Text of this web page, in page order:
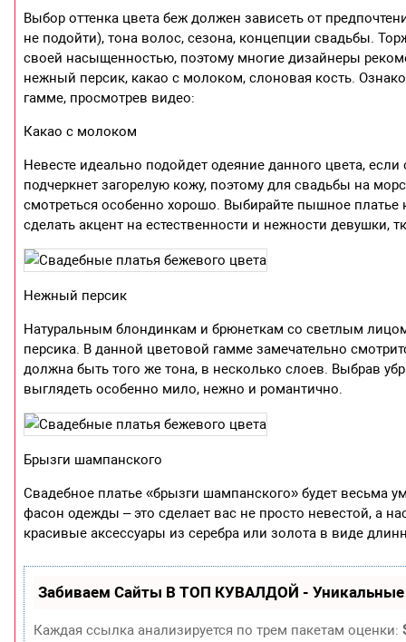
Выбор оттенка цвета беж должен зависеть от
не подойти), тона волос, сезона, концепции свадьбы.
своей насыщенностью, поэтому многие дизайнеры
нежный персик, какао с молоком, слоновая кость.
гамме, просмотрев видео:
Какао с молоком
Невесте идеально подойдет одеяние данного цвета,
подчеркнет загорелую кожу, поэтому для свадьбы на
смотреться особенно хорошо. Выбирайте пышное платье
сделать акцент на естественности и нежности девушки,
Нежный персик
Натуральным блондинкам и брюнеткам со светлым
персика. В данной цветовой гамме замечательно
должна быть того же тона, в несколько слоев. Выбрав
выглядеть особенно мило, нежно и романтично.
Брызги шампанского
Свадебное платье «брызги шампанского» будет весьма
фасон одежды – это сделает вас не просто невестой, а
красивые аксессуары из серебра или золота в виде
Забиваем Сайты В ТОП КУВАЛДОЙ - Уникальные
Каждая ссылка анализируется по трем пакетам оценки: